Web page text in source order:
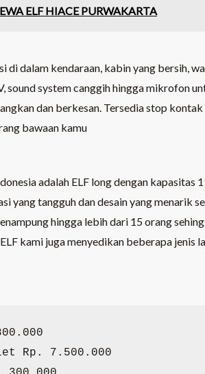
ELF HIACE PURWAKARTA
dalam kendaraan, kabin yang bersih,
sound system canggih hingga mikrofon
dan berkesan. Tersedia stop
bawaan kamu
adalah ELF long dengan kapasitas
yang tangguh dan desain yang menarik
hingga lebih dari 15 orang
kami juga menyedikan beberapa jenis
Rp. 7.500.000